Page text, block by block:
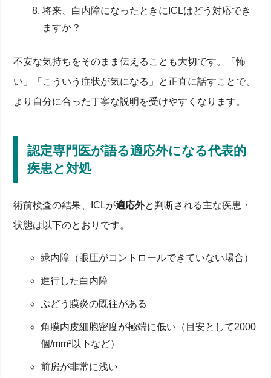
将来、白内障になったときにICLはどう対応でき
ますか？
不安な気持ちをそのまま伝えることも大切です。「怖
い」「こういう症状が気になる」と正直に話すことで、
より自分に合った丁寧な説明を受けやすくなります。
認定専門医が語る適応外になる代表的
疾患と対処
術前検査の結果、ICLが適応外と判断される主な疾患・
状態は以下のとおりです。
緑内障（眼圧がコントロールできていない場合）
進行した白内障
ぶどう膜炎の既往がある
角膜内皮細胞密度が極端に低い（目安として2000
個/mm²以下など）
前房が非常に浅い
角膜を削らない可逆的矯正：ICLのメリットとレン
ズ交換の可能性を理解
レーシック手術のデメリット―ドライアイ・夜間ハ
ICLをおすすめしないケースとは？白内障・老眼・
軽度近視の場合
ICL適応検査と度数選定の流れ―術前カウンセリング
で視力をチェック
無料カウンセリングで聞くべき8つの質問と不安の
解消法
認定専門医が語る適応外になる代表的疾患と対処
レンズ種類で選ぶICL―乱視用・トーリック・先進多
レンズ素材と安全性：眼内感染症リスクと長期安定
交換は可能？可逆手術の留意点と将来の白内障治療
症例数ランキングで見るアイクリニックの技術と実
ICL手術当日の流れと術後回復期間―痛み・見え方・
仕事復帰まで
日帰り手術ステップと所要時間を解説